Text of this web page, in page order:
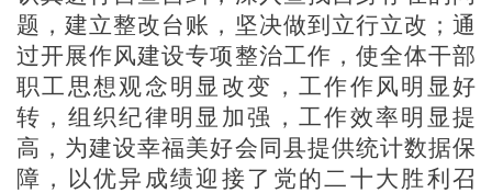
题，建立整改台账，坚决做到立行立改 ； 通
过开展作风建设专项整治工作，使全体干部
职工思想观念明显改变， 工作作风明显好
转，组织纪律明显加强，工作效率明显提
高，为建设幸福美好会同县提供统计数据保
障，以优异成绩迎接了 党的二十大 胜利召